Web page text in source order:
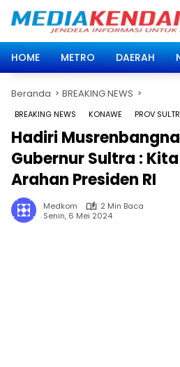
HOME
METRO DAERAH
Beranda BREAKING NEWS
BREAKING NEWS KONAWE PROV
Hadiri
Gubernur Sultra :
Arahan Presiden RI
Medkom
2 Min Baca
Senin, 6 Mei 2024